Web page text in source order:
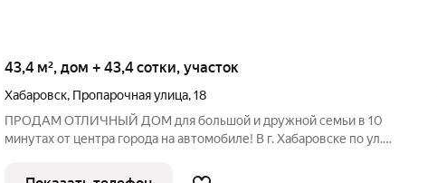
43,4 м², дом + 43,4 сотки, участок
Хабаровск, Пропарочная улица,18
ПРОДАМ ОТЛИЧНЫЙ ДОМ для большой и дружной семьи в 10
минутах от центра города на автомобиле! В г. Хабаровске по ул.
проживать в своем доме, на личном участке и в черте города!